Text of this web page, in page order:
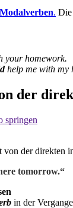
Modalverben. Die
your homework.
help me with my
der
springen
der direkten
tomorrow.“
in der